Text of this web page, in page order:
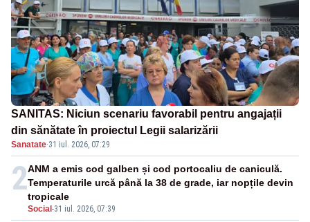
SANITAS: Niciun scenariu favorabil pentru angajații
din sănătate în proiectul Legii salarizării
Sanatate·31 iul. 2026, 07:29
2
Social -31 iul. 2026, 07:39
ANM a emis cod galben și cod portocaliu de caniculă.
Temperaturile urcă până la 38 de grade, iar nopțile devin
tropicale